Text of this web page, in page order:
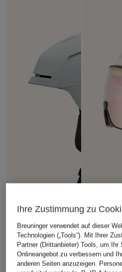
SALOMON
CP
Ihre Zustimmung zu
Breuninger verwendet auf dieser
Technologien („Tools“). Mit Ihrer
Partner (Drittanbieter) Tools, um Ihr
Onlineangebot zu verbessern und
anderen Seiten anzuzeigen.